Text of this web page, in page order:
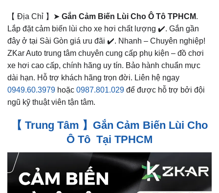
【 Địa Chỉ 】➤ Gắn Cảm Biến Lùi Cho Ô Tô TPHCM.
Lắp đặt cảm biến lùi cho xe hơi chất lượng ✔️. Gắn gần
đây ở tại Sài Gòn giá ưu đãi ✔️. Nhanh – Chuyên nghiệp!
ZKar Auto trung tâm chuyên cung cấp phụ kiện – đồ chơi
xe hơi cao cấp, chính hãng uy tín. Bảo hành chuẩn mực
dài hạn. Hỗ trợ khách hãng trọn đời. Liên hệ ngay
0949.60.3979 hoặc 0987.801.029 để được hỗ trợ bởi đội
ngũ kỹ thuật viên tận tâm.
【 Trung Tâm 】Gắn Cảm Biến Lùi Cho
Ô Tô Tại TPHCM